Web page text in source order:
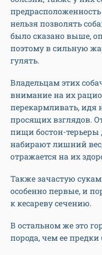
нельзя позволять
было сказано выше,
поэтому в сильную
гулять.
Владельцам этих
внимание на их
перекармливать, идя
просящих взглядов.
пищи бостон-терьеры
набирают лишний
отражается на их
Также зачастую
особенно первые, и
к кесареву сечению.
В остальном же это
порода, чем ее предки